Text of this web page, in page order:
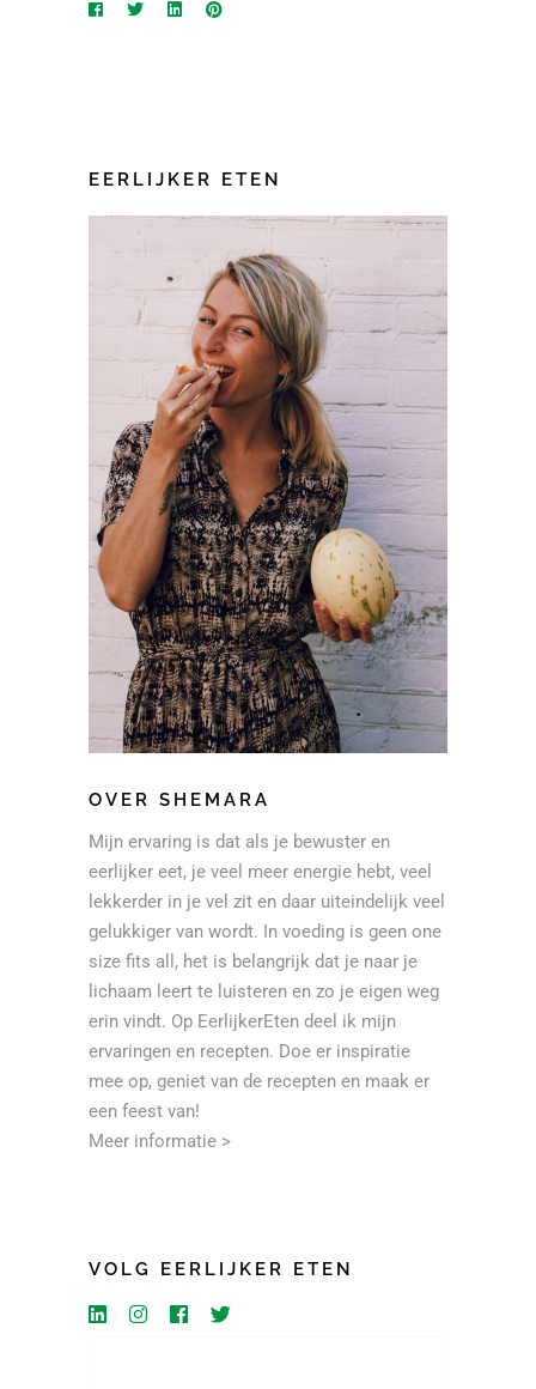
EERLIJKER ETEN
OVER SHEMARA
Mijn ervaring is dat als je bewuster en
eerlijker eet, je veel meer energie hebt, veel
lekkerder in je vel zit en daar uiteindelijk veel
gelukkiger van wordt. In voeding is geen one
size fits all, het is belangrijk dat je naar je
lichaam leert te luisteren en zo je eigen weg
erin vindt. Op EerlijkerEten deel ik mijn
ervaringen en recepten. Doe er inspiratie
mee op, geniet van de recepten en maak er
een feest van!
Meer informatie >
VOLG EERLIJKER ETEN